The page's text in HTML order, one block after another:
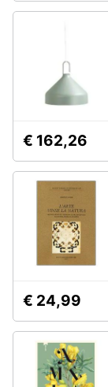
€ 162,26
€ 24,99